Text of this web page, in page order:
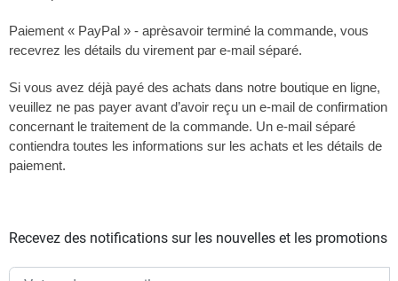
Paiement « PayPal » - aprèsavoir terminé la commande, vous
recevrez les détails du virement par e-mail séparé.
Si vous avez déjà payé des achats dans notre boutique en ligne,
veuillez ne pas payer avant d’avoir reçu un e-mail de confirmation
concernant le traitement de la commande. Un e-mail séparé
contiendra toutes les informations sur les achats et les détails de
paiement.
Recevez des notifications sur les nouvelles et les promotions